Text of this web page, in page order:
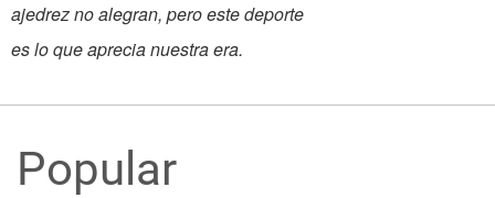
ajedrez no alegran, pero este deporte
es lo que aprecia nuestra era.
Popular